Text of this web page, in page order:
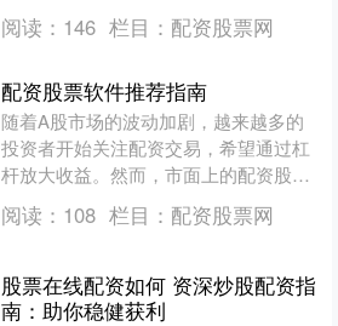
而言，了解配资的基本规则、选择合适
的平台，是提升投资效率的....
阅读： 146 栏目： 配资股票网
配资股票软件推荐指南
随着A股市场的波动加剧，越来越多的
投资者开始关注配资交易，希望通过杠
杆放大收益。然而，市面上的配资股票
软件良莠不齐股股票配资首选，选择不
当可能导致资金安全风险。....
阅读： 108 栏目： 配资股票网
股票在线配资如何 资深炒股配资指
南：助你稳健获利